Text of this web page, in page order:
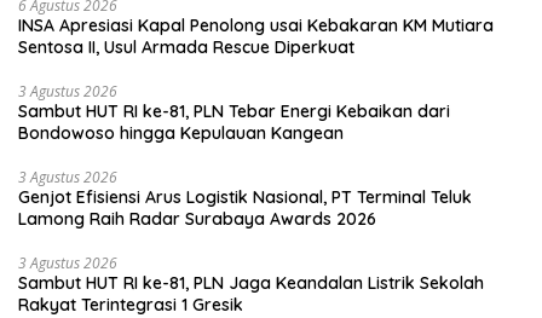
6 Agustus 2026
INSA Apresiasi Kapal Penolong usai Kebakaran KM Mutiara
Sentosa II, Usul Armada Rescue Diperkuat
3 Agustus 2026
Sambut HUT RI ke-81, PLN Tebar Energi Kebaikan dari
Bondowoso hingga Kepulauan Kangean
3 Agustus 2026
Genjot Efisiensi Arus Logistik Nasional, PT Terminal Teluk
Lamong Raih Radar Surabaya Awards 2026
3 Agustus 2026
Sambut HUT RI ke-81, PLN Jaga Keandalan Listrik Sekolah
Rakyat Terintegrasi 1 Gresik